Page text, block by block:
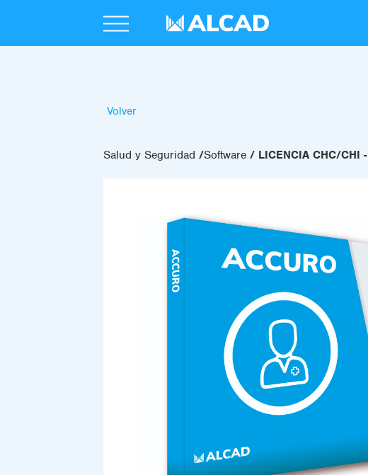
Volver
Salud y Seguridad Software LICENCIA CHC/CHI